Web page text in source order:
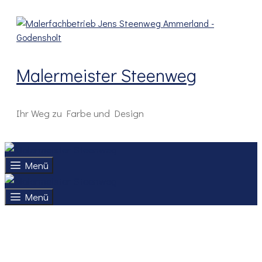
Inhalt
springen
Malermeister Steenweg
Ihr Weg zu Farbe und Design
Menü
Menü